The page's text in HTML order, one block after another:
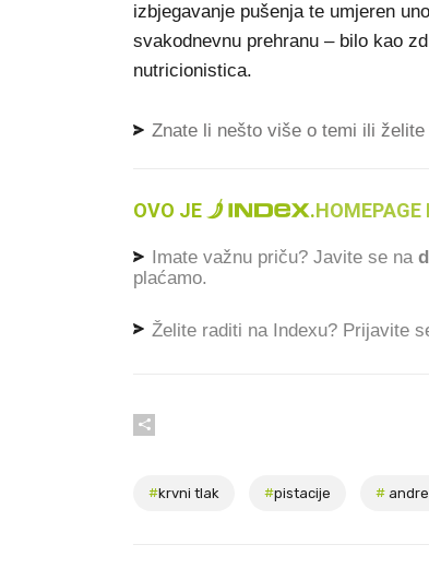
izbjegavanje pušenja te umjeren
svakodnevnu prehranu – bilo kao
nutricionistica.
Znate li nešto više o temi ili
OVO JE .HOMEPAGE
Imate važnu priču? Javite se na
plaćamo.
Želite raditi na Indexu? Prijavite
#krvni tlak #pistacije #